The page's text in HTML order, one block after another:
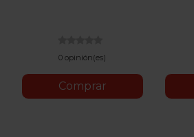
0 opinión(es)
Comprar